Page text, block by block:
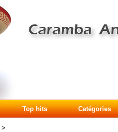
Top hits Catégories
>